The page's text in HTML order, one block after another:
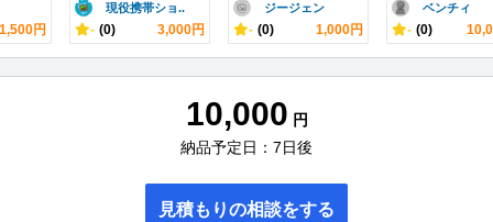
1,500円
現役携帯ショ..
- (0) 3,000円
ジージェン
- (0) 1,000円
ベンチィ
- (0)
10,000 円
納品予定日：7日後
見積もりの相談をする